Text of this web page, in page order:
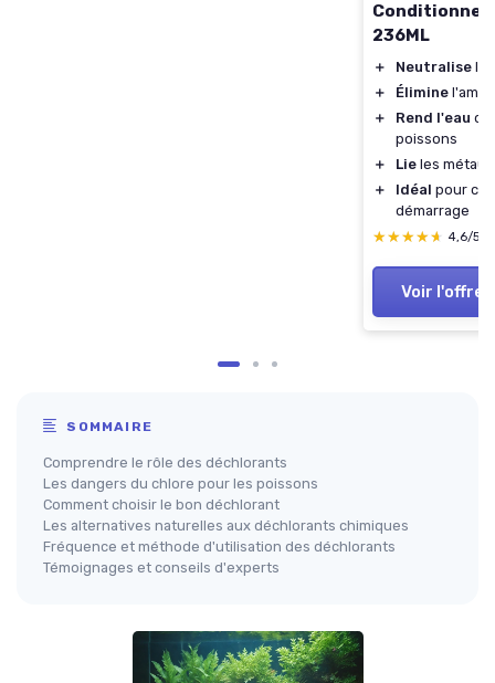
236ML
＋ Neutralise le
＋
Élimine
＋
Rend l'eau du
poissons
＋
Lie les
＋
Idéal pour
démarrage
★★★★★
★★★★★ 4,6/5
Voir l'offre
SOMMAIRE
Comprendre le rôle des déchlorants
Les dangers du chlore pour les poissons
Comment choisir le bon déchlorant
Les alternatives naturelles aux déchlorants chimiques
Fréquence et méthode d'utilisation des déchlorants
Témoignages et conseils d'experts